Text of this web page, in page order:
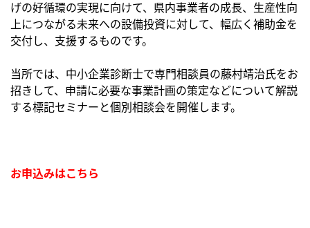
げの好循環の実現に向けて、県内事業者の成長、生産性向
上につながる未来への設備投資に対して、幅広く補助金を
交付し、支援するものです。
当所では、中小企業診断士で専門相談員の藤村靖治氏をお
招きして、申請に必要な事業計画の策定などについて解説
する標記セミナーと個別相談会を開催します。
お申込みはこちら